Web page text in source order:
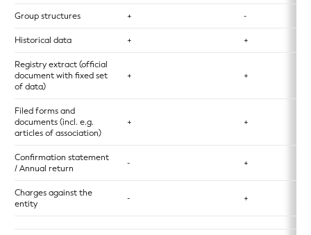
Group structures + -
Historical data + +
Registry extract (official
document with fixed set
of data)
+ +
Filed forms and
documents (incl. e.g.
articles of association)
+ +
Confirmation statement
/ Annual return
- +
Charges against the
entity
- +